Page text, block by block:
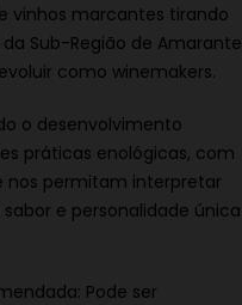
vinhos marcantes tirando
Sub-Região de Amarante
como winemakers.
o desenvolvimento
práticas enológicas, com
nos permitam interpretar
e personalidade única
Pode ser